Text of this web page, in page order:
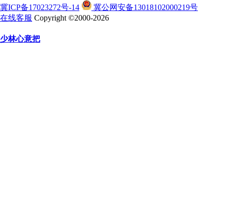
冀ICP备17023272号-14
冀公网安备13018102000219号
在线客服 Copyright ©2000-2026
少林心意把